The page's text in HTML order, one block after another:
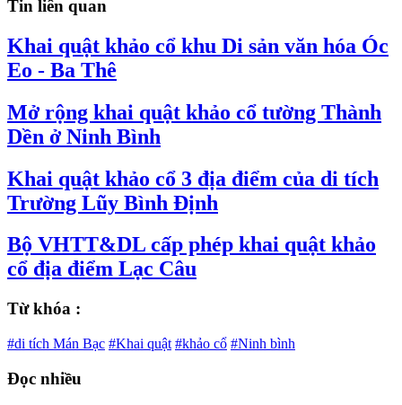
Tin liên quan
Khai quật khảo cổ khu Di sản văn hóa Óc
Eo - Ba Thê
Mở rộng khai quật khảo cổ tường Thành
Dền ở Ninh Bình
Khai quật khảo cổ 3 địa điểm của di tích
Trường Lũy Bình Định
Bộ VHTT&DL cấp phép khai quật khảo
cổ địa điểm Lạc Câu
Từ khóa :
#di tích Mán Bạc #Khai quật #khảo cổ #Ninh bình
Đọc nhiều